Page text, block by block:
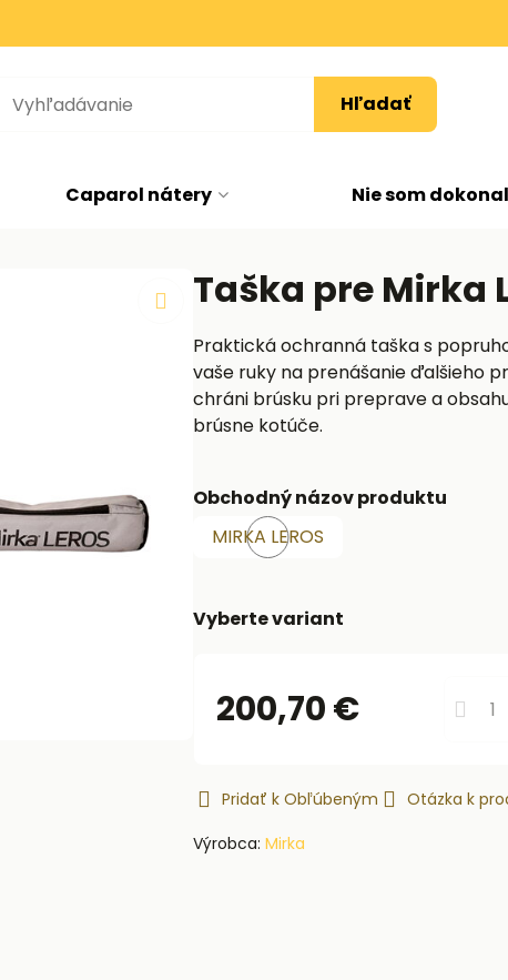
Hľadať
Caparol nátery Nie som
Taška pre Mirka
Praktická ochranná taška s
vaše ruky na prenášanie ďalšieho
chráni brúsku pri preprave a
brúsne kotúče.
Obchodný názov produktu
MIRKA LEROS
Vyberte variant
200,70 €
Pridať k Obľúbeným Otázka k
Výrobca: Mirka